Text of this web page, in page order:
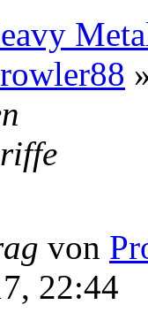
von
22:44